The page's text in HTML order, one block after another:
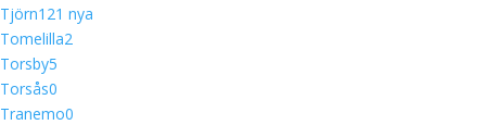
Tjörn121 nya
Tomelilla2
Torsby5
Torsås0
Tranemo0